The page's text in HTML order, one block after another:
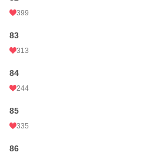
399
83
313
84
244
85
335
86